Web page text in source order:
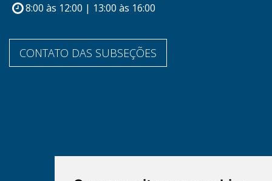
8:00 às 12:00 | 13:00 às 16:00
CONTATO DAS SUBSEÇÕES